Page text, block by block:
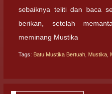
sebaiknya teliti dan baca
berikan, setelah
meminang Mustika
Tags: Batu Mustika Bertuah Mustika